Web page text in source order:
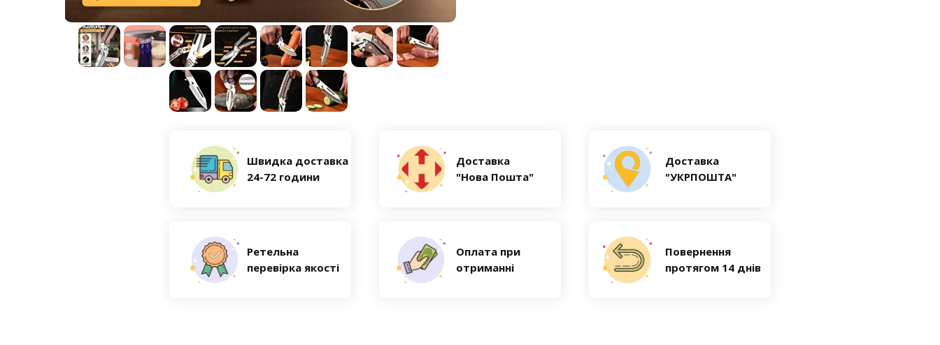
Оплата при
отриманні
Ретельна
перевірка якості
Швидка доставка
24-72 години
Доставка
"Нова Пошта"
Доставка
"УКРПОШТА"
Повернення
протягом 14 днів